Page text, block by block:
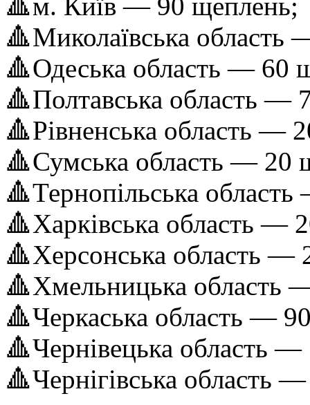
🔺Миколаївська
🔺Одеська область — 60
🔺Полтавська область —
🔺Рівненська область —
🔺Сумська область — 20
🔺Тернопільська
🔺Харківська область —
🔺Херсонська область —
🔺Хмельницька область
🔺Черкаська область —
🔺Чернівецька область
🔺Чернігівська область